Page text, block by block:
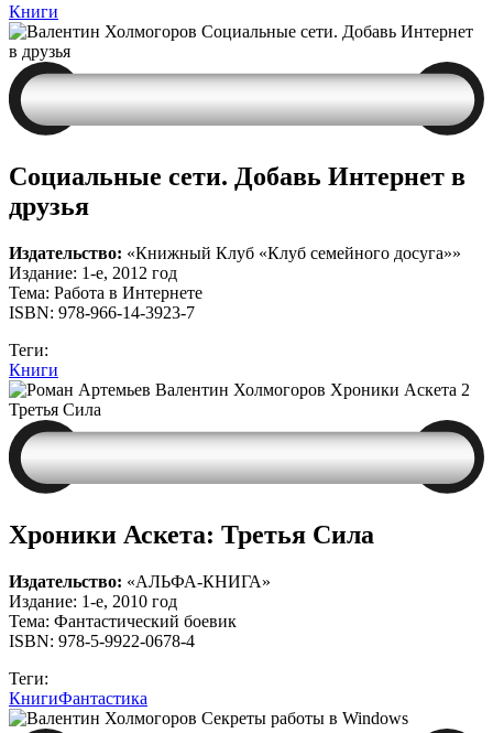
Книги
Социальные сети. Добавь Интернет в
друзья
Издательство: «Книжный Клуб «Клуб семейного досуга»»
Издание: 1-е, 2012 год
Тема: Работа в Интернете
ISBN: 978-966-14-3923-7
Теги:
Книги
Хроники Аскета: Третья Сила
Издательство: «АЛЬФА-КНИГА»
Издание: 1-е, 2010 год
Тема: Фантастический боевик
ISBN: 978-5-9922-0678-4
Теги:
КнигиФантастика